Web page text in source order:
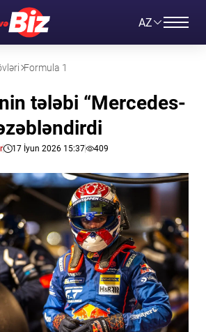
AZ
Formula 1
tələbi “Mercedes-
17 İyun 2026 15:37 409